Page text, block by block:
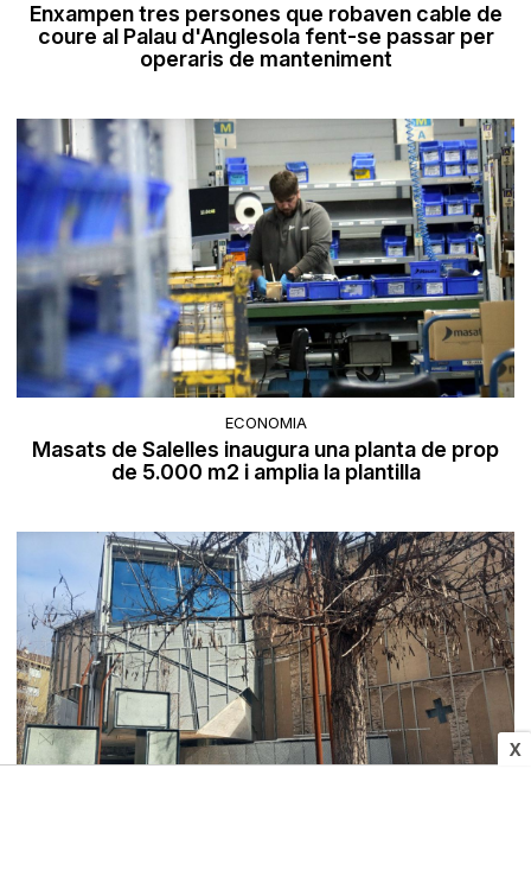
X
Enxampen tres persones que robaven cable de
coure al Palau d'Anglesola fent-se passar per
operaris de manteniment
ECONOMIA
Masats de Salelles inaugura una planta de prop
de 5.000 m2 i amplia la plantilla